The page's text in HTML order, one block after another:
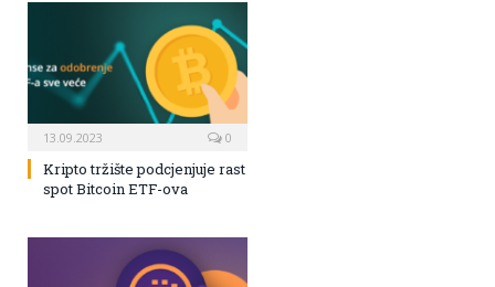
13.09.2023 0
Kripto tržište podcjenjuje rast
spot Bitcoin ETF-ova